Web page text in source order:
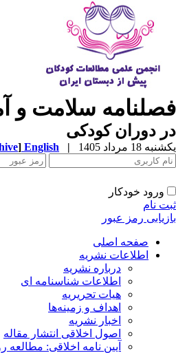
سلامت و
دوران کودکی
18 مرداد 1405 |
English
]
ورود خودکار
نام
رمز عبور
صفحه اصلی
اطلاعات نشریه
درباره نشریه
اطلاعات شناسنامه ای
هیات تحریریه
اهداف و زمینه‌ها
اخبار نشریه
اصول اخلاقی انتشار مقاله
آیین نامه اخلاقی: مطالعه